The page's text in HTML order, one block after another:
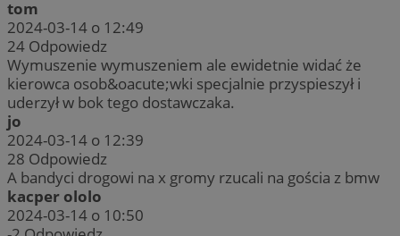
tom
2024-03-14 o 12:49
24 Odpowiedz
Wymuszenie wymuszeniem ale ewidetnie widać że
kierowca osob&oacute;wki specjalnie przyspieszył i
uderzył w bok tego dostawczaka.
jo
2024-03-14 o 12:39
28 Odpowiedz
A bandyci drogowi na x gromy rzucali na gościa z bmw
kacper ololo
2024-03-14 o 10:50